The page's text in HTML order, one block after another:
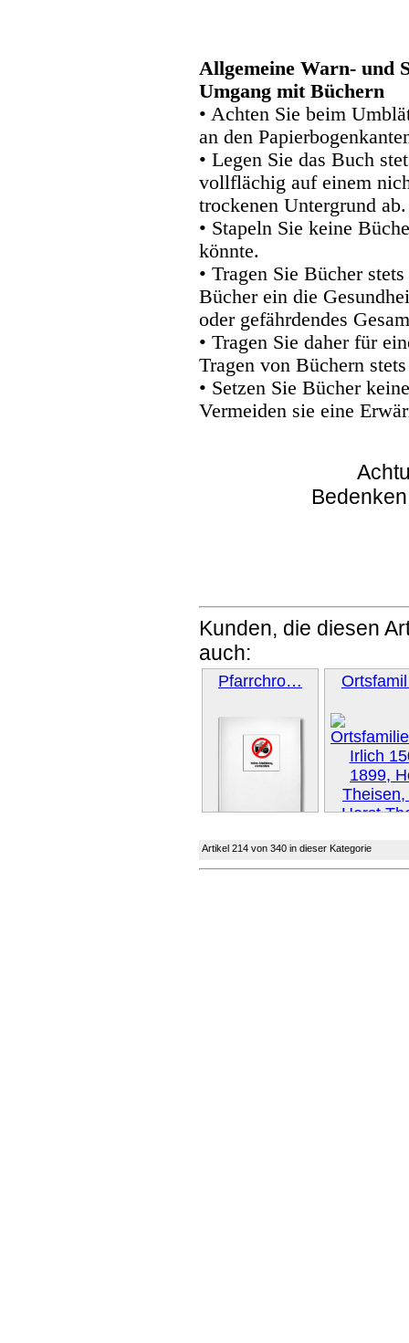
Allgemeine Warn- und
Umgang mit Büchern
• Achten Sie beim
an den
• Legen Sie das Buch
vollflächig auf einem
trockenen Untergrund ab.
• Stapeln Sie keine
könnte.
• Tragen Sie Bücher
Bücher ein die
oder gefährdendes
• Tragen Sie daher für
Tragen von Büchern
• Setzen Sie Bücher
Vermeiden sie eine
Kunden, die diesen
auch:
Pfarrchro…
Weiter »
Artikel 214 von 340 in dieser Kategorie